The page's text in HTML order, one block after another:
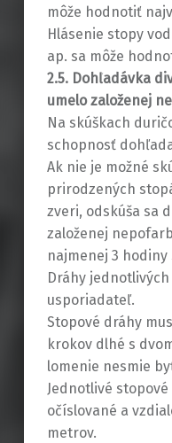
môže hodnotiť
Hlásenie stopy
ap. sa môže
2.5. Dohľadávka
umelo založenej
Na skúškach
schopnosť
Ak nie je možné
prirodzených
zveri, odskúša sa
založenej
najmenej 3 hodiny
Dráhy
usporiadateľ.
Stopové dráhy
krokov dlhé s
lomenie nesmie
Jednotlivé
očíslované a
metrov.